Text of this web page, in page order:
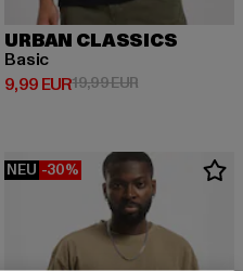
EUR
URBAN CLASSICS
Basic
9,99 EUR
Derzeitiger Preis: 9,99 EUR
19,99 EURAktionspreis:
NEU -30%